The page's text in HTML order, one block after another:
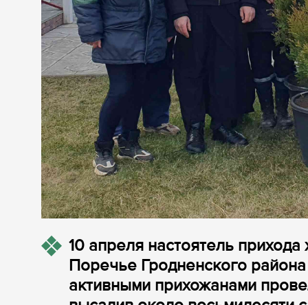
10 апреля настоятель
Поречье Гродненского
активными прихожанами